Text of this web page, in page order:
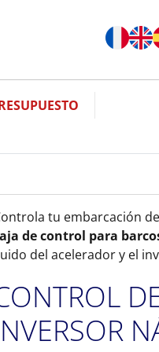
tu embarcación
de control para
del acelerador y el